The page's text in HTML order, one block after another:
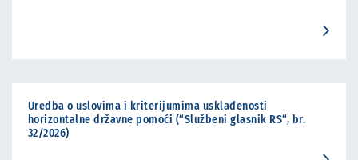
Uredba o uslovima i kriterijumima usklađenosti
horizontalne državne pomoći (“Službeni glasnik RS“, br.
32/2026)